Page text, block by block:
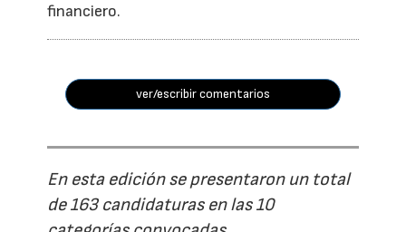
financiero.
ver/escribir comentarios
En esta edición se presentaron un total
de 163 candidaturas en las 10